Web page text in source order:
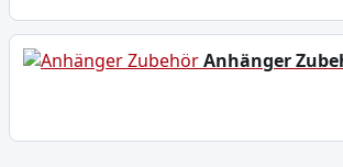
Anhänger